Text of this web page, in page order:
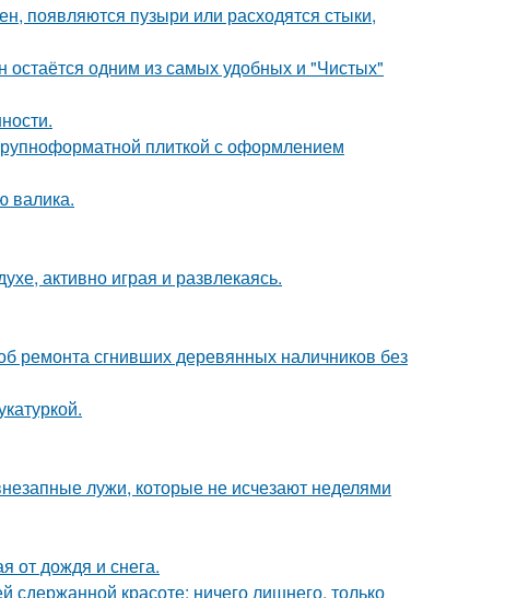
появляются пузыри или расходятся стыки,
одним из самых удобных и "Чистых"
плиткой с оформлением
валика.
активно играя и развлекаясь.
ремонта сгнивших деревянных наличников без
лужи, которые не исчезают неделями
от дождя и снега.
сдержанной красоте: ничего лишнего, только